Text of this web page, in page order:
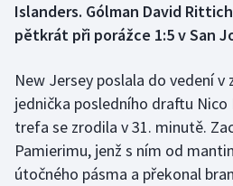
Florbal
Golf
Gymnastika
Islanders. Gólman David
pětkrát při porážce 1:5 v San
New Jersey poslala do vedení
jednička posledního draftu Nico
trefa se zrodila v 31. minutě.
Pamierimu, jenž s ním od
útočného pásma a překonal